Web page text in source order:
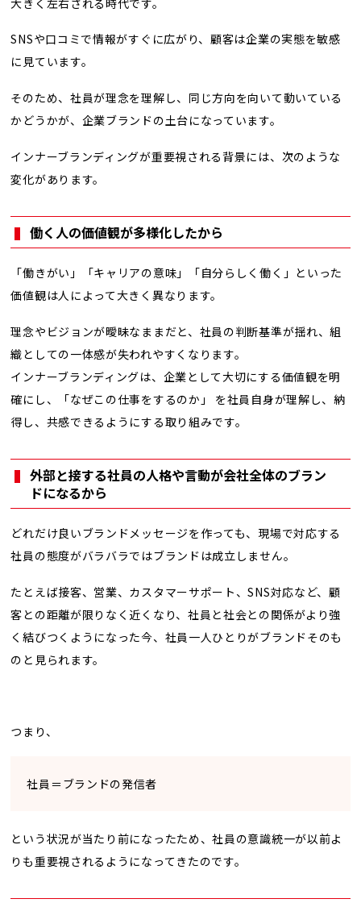
SNSや口コミで情報がすぐに広がり、顧客は企業の実態を敏感
に見ています。
そのため、社員が理念を理解し、同じ方向を向いて動いている
かどうかが、企業ブランドの土台になっています。
インナーブランディングが重要視される背景には、次のような
変化があります。
働く人の価値観が多様化したから
「働きがい」「キャリアの意味」「自分らしく働く」といった
価値観は人によって大きく異なります。
理念やビジョンが曖昧なままだと、社員の判断基準が揺れ、組
織としての一体感が失われやすくなります。
インナーブランディングは、企業として大切にする価値観を明
確にし、「なぜこの仕事をするのか」 を社員自身が理解し、納
得し、共感できるようにする取り組みです。
外部と接する社員の人格や言動が会社全体のブラン
ドになるから
どれだけ良いブランドメッセージを作っても、現場で対応する
社員の態度がバラバラではブランドは成立しません。
たとえば接客、営業、カスタマーサポート、SNS対応など、顧
客との距離が限りなく近くなり、社員と社会との関係がより強
く結びつくようになった今、社員一人ひとりがブランドそのも
のと見られます。
つまり、
社員＝ブランドの発信者
という状況が当たり前になったため、社員の意識統一が以前よ
りも重要視されるようになってきたのです。